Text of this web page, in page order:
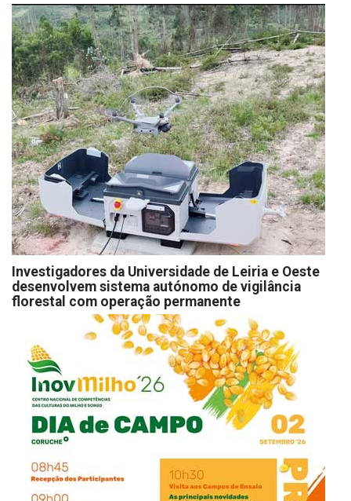
Investigadores da Universidade de Leiria e Oeste
desenvolvem sistema autónomo de vigilância
florestal com operação permanente